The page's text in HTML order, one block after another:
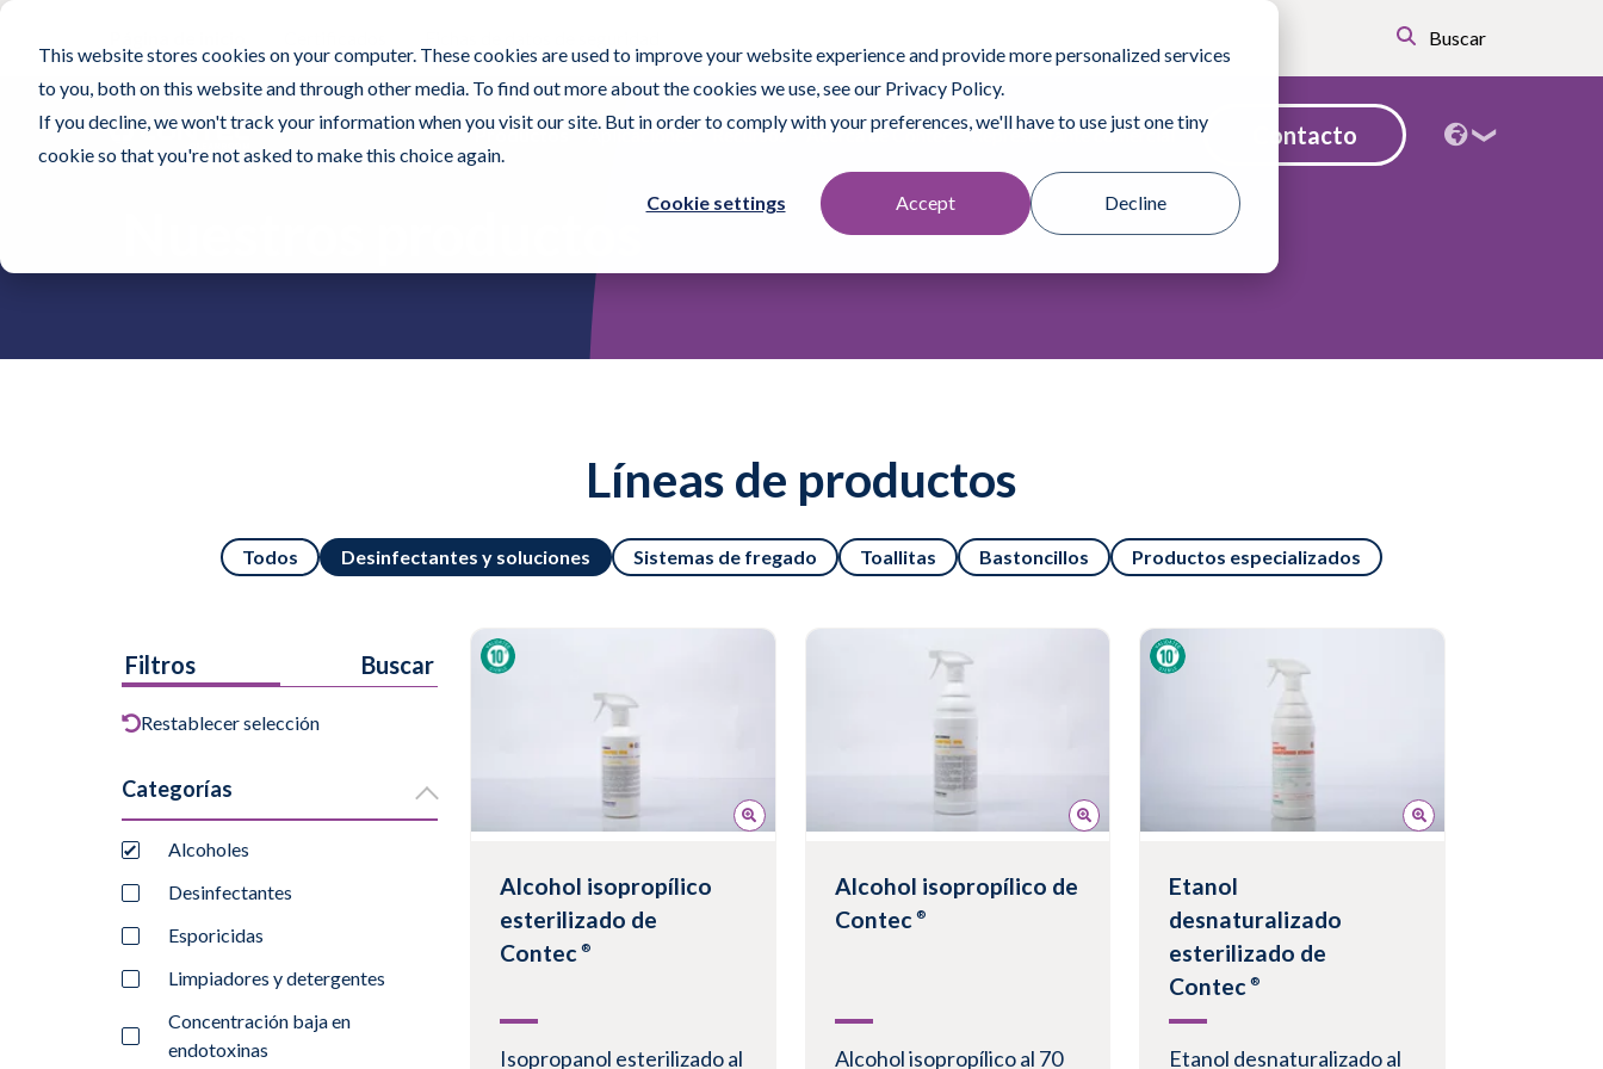
This website stores cookies on your computer. These cookies are used to improve your website experience and provide more personalized services
to you, both on this website and through other media. To find out more about the cookies we use, see our Privacy Policy.
If you decline, we won't track your information when you visit our site. But in order to comply with your preferences, we'll have to use just one tiny
cookie so that you're not asked to make this choice again.
Cookie settings Accept Decline
Buscar
Productos Aplicaciones Recursos Acerca de Contec Representante comercial Contacto
Líneas de productos
Todos Desinfectantes y soluciones Sistemas de fregado Toallitas Bastoncillos Productos especializados
Filtros Buscar
Restablecer selección
Categorías
Alcoholes
Desinfectantes
Esporicidas
Limpiadores y detergentes
Concentración baja en
endotoxinas
Alcohol isopropílico
esterilizado de
Contec ®
Isopropanol esterilizado al
Alcohol isopropílico de
Contec ®
Alcohol isopropílico al 70
Etanol
desnaturalizado
esterilizado de
Contec ®
Etanol desnaturalizado al